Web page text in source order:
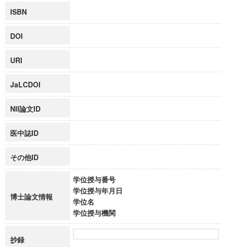
ISBN
DOI
URI
JaLCDOI
NII論文ID
医中誌ID
その他ID
博士論文情報
学位授与番号
学位授与年月日
学位名
学位授与機関
抄録